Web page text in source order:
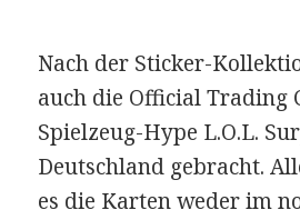
Nach der Sticker-
auch die Official Trading
Spielzeug-Hype L.O.L.
Deutschland gebracht.
es die Karten weder im